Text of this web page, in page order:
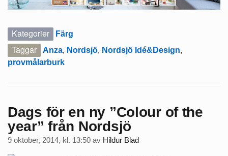
Kategorier Färg
Taggar Anza, Nordsjö, Nordsjö Idé&Design,
provmålarburk
Dags för en ny ”Colour of the
year” från Nordsjö
9 oktober, 2014, kl. 13:50 av Hildur Blad